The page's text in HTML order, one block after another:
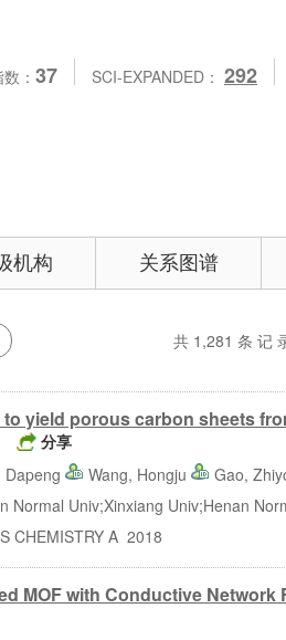
： 37 SCI-EXPANDED： 292
机构 关系图谱
共 1,281 条 记
yield porous carbon sheets
分享
Dapeng Wang, Hongju Gao,
Normal Univ;Xinxiang Univ;Henan
CHEMISTRY A 2018
MOF with Conductive